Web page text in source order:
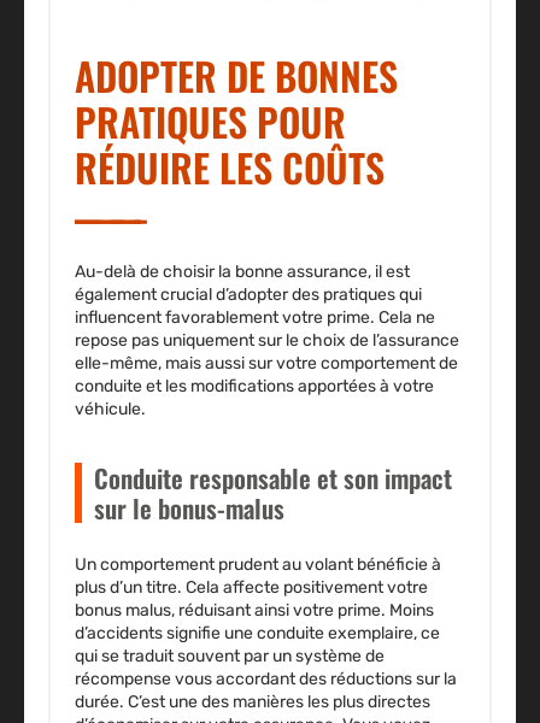
ADOPTER DE BONNES
PRATIQUES POUR
RÉDUIRE LES COÛTS
Au-delà de choisir la bonne assurance, il est
également crucial d’adopter des pratiques qui
influencent favorablement votre prime. Cela ne
repose pas uniquement sur le choix de l’assurance
elle-même, mais aussi sur votre comportement de
conduite et les modifications apportées à votre
véhicule.
Conduite responsable et son impact
sur le bonus-malus
Un comportement prudent au volant bénéficie à
plus d’un titre. Cela affecte positivement votre
bonus malus, réduisant ainsi votre prime. Moins
d’accidents signifie une conduite exemplaire, ce
qui se traduit souvent par un système de
récompense vous accordant des réductions sur la
durée. C’est une des manières les plus directes